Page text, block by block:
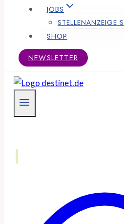
JOBS
STELLENANZEIGE
SHOP
NEWSLETTER